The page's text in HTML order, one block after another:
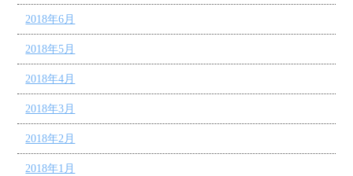
2018年6月
2018年5月
2018年4月
2018年3月
2018年2月
2018年1月